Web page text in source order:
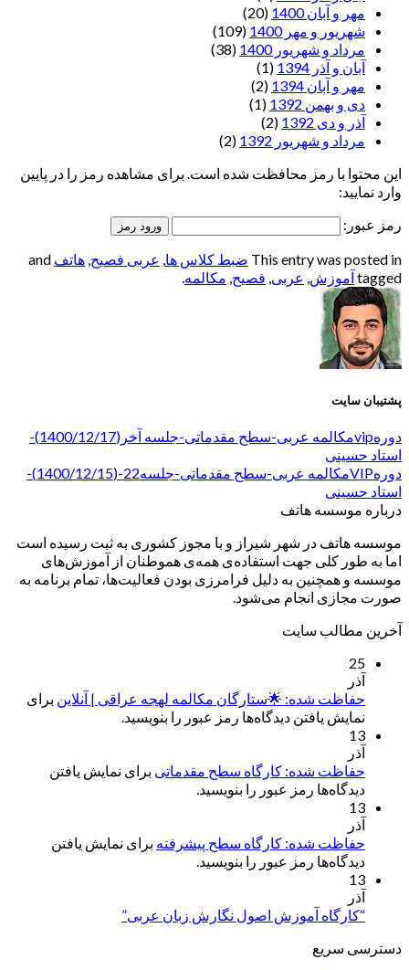
مهر و آبان 1400
(20)
شهریور و مهر 1400
(109)
مرداد و شهریور 1400
(38)
آبان و آذر 1394
(1)
مهر و آبان 1394
(2)
دی و بهمن 1392
(1)
آذر و دی 1392
(2)
مرداد و شهریور 1392
(2)
این محتوا با رمز محافظت شده است. برای مشاهده رمز را در پایین
وارد نمایید:
رمز عبور:
This entry was posted in ضبط کلاس ها, عربی فصیح, هاتف and
tagged آموزش, عربی, فصیح, مکالمه.
پشتیبان سایت
دورهvipمکالمه عربی-سطح مقدماتی-جلسه آخر(1400/12/17)-
استاد حسینی
دورهVIPمکالمه عربی-سطح مقدماتی-جلسه22-(1400/12/15)-
استاد حسینی
درباره موسسه هاتف
موسسه هاتف در شهر شیراز و با مجوز کشوری به ثبت رسیده است
اما به طور کلی جهت استفاده‌ی همه‌ی هموطنان از آموزش‌های
موسسه و همچنین به دلیل فرامرزی بودن فعالیت‌ها، تمام برنامه به
صورت مجازی انجام می‌شود.
آخرین مطالب سایت
25
آذر
حفاظت شده: 🌟ستارگان مکالمه لهجه عراقی | آنلاین برای
نمایش یافتن دیدگاه‌ها رمز عبور را بنویسید.
13
آذر
حفاظت شده: کارگاه سطح مقدماتی برای نمایش یافتن
دیدگاه‌ها رمز عبور را بنویسید.
13
آذر
حفاظت شده: کارگاه سطح پیشرفته برای نمایش یافتن
دیدگاه‌ها رمز عبور را بنویسید.
13
آذر
“کارگاه آموزش اصول نگارش زبان عربی”
دسترسی سریع